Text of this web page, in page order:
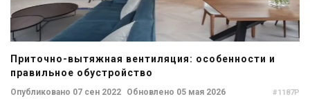
Опубликовано 07 сен 2022 Обновлено 05 мая 2026 #1187P
Приточно-вытяжная вентиляция: особенности и
правильное обустройство